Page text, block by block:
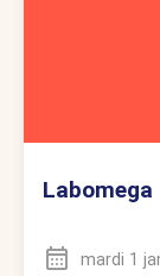
Labomega
mardi 1